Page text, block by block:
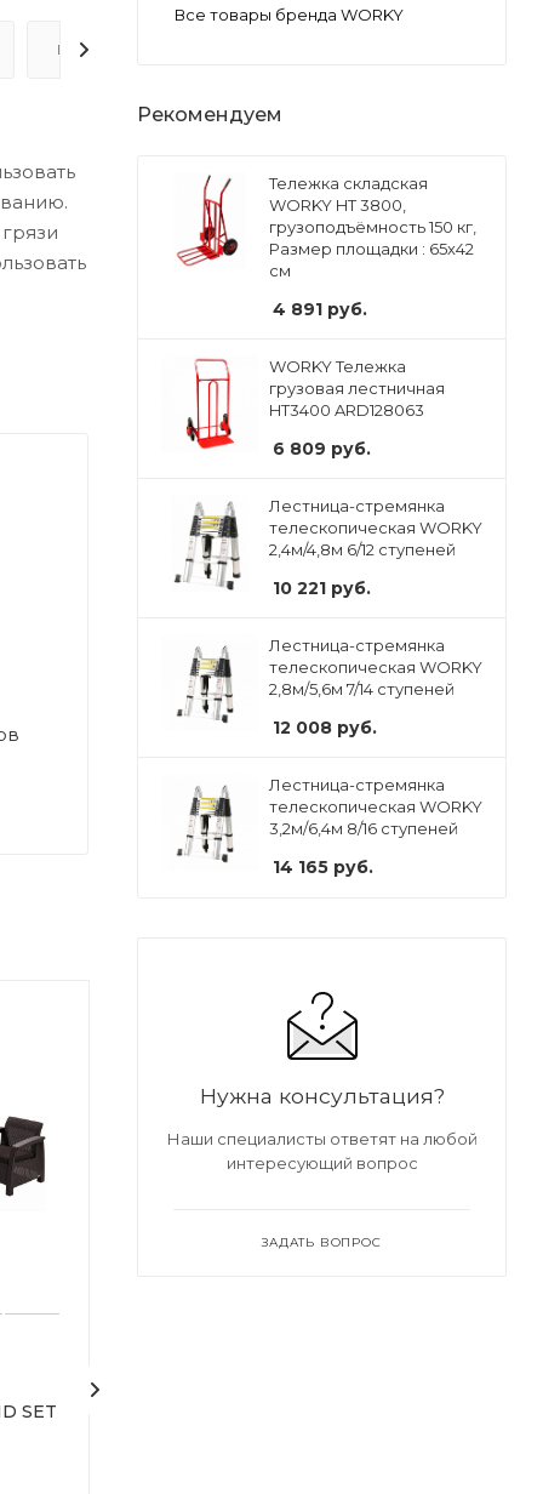
ВОПРОС-ОТВЕТ
SET
Все товары бренда WORKY
Рекомендуем
Тележка складская
WORKY HT 3800,
грузоподъёмность 150 кг,
Размер площадки : 65х42
см
4 891 руб.
WORKY Тележка
грузовая лестничная
HT3400 ARD128063
6 809 руб.
Лестница-стремянка
телескопическая WORKY
2,4м/4,8м 6/12 ступеней
10 221 руб.
Лестница-стремянка
телескопическая WORKY
2,8м/5,6м 7/14 ступеней
12 008 руб.
Лестница-стремянка
телескопическая WORKY
3,2м/6,4м 8/16 ступеней
14 165 руб.
Нужна консультация?
Наши специалисты ответят на любой
интересующий вопрос
ЗАДАТЬ ВОПРОС